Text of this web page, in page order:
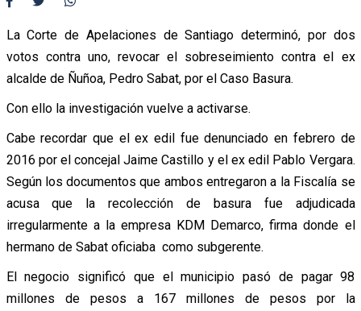
La Corte de Apelaciones de Santiago determinó, por dos
votos contra uno, revocar el sobreseimiento contra el ex
alcalde de Ñuñoa, Pedro Sabat, por el Caso Basura.
Con ello la investigación vuelve a activarse.
Cabe recordar que el ex edil fue denunciado en febrero de
2016 por el concejal Jaime Castillo y el ex edil Pablo Vergara.
Según los documentos que ambos entregaron a la Fiscalía se
acusa que la recolección de basura fue adjudicada
irregularmente a la empresa KDM Demarco, firma donde el
hermano de Sabat oficiaba como subgerente.
El negocio significó que el municipio pasó de pagar 98
millones de pesos a 167 millones de pesos por la